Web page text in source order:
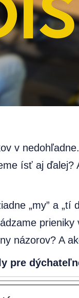
v
ísť aj
„my” a
prieniky
názorov? A
pre